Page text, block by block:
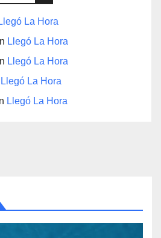
Llegó La Hora
Llegó La Hora
Llegó La Hora
Llegó La Hora
Llegó La Hora